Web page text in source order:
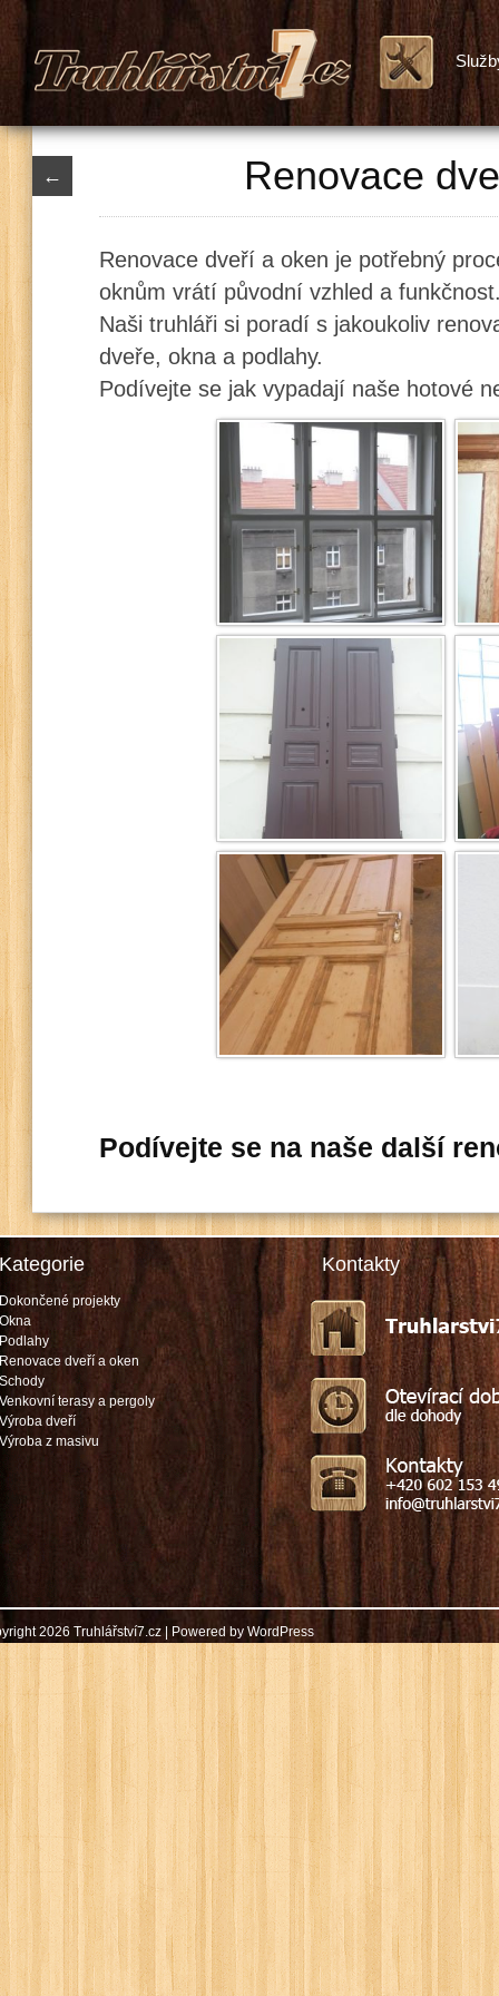
← Renovace
Renovace dveří a oken je potřebný
oknům vrátí původní vzhled a
Naši truhláři si poradí s jakoukoliv
dveře, okna a podlahy.
Podívejte se jak vypadají naše hotové
Podívejte se na naše další
Kategorie
Dokončené projekty
Okna
Podlahy
Renovace dveří a oken
Schody
Venkovní terasy a pergoly
Výroba dveří
Výroba z masivu
Kontakty
2026 Truhlářství7.cz | Powered byWordPress